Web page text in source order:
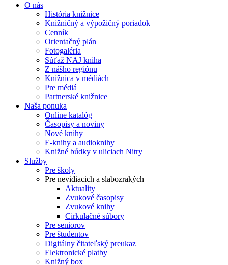
O nás
História knižnice
Knižničný a výpožičný poriadok
Cenník
Orientačný plán
Fotogaléria
Súťaž NAJ kniha
Z nášho regiónu
Knižnica v médiách
Pre médiá
Partnerské knižnice
Naša ponuka
Online katalóg
Časopisy a noviny
Nové knihy
E-knihy a audioknihy
Knižné búdky v uliciach Nitry
Služby
Pre školy
Pre nevidiacich a slabozrakých
Aktuality
Zvukové časopisy
Zvukové knihy
Cirkulačné súbory
Pre seniorov
Pre študentov
Digitálny čitateľský preukaz
Elektronické platby
Knižný box